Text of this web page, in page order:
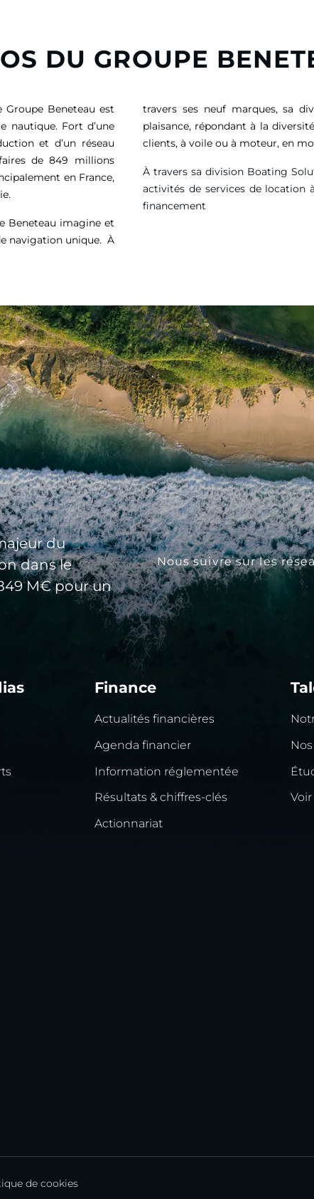
DU GROUPE
Groupe Beneteau est
nautique. Fort d’une
et d’un réseau
de 849 millions
en France,
Beneteau imagine et
navigation unique. À
travers ses neuf marques, sa
plaisance, répondant à la
clients, à voile ou à moteur, en
À travers sa division Boating
activités de services de location
financement
du
dans le
M€ pour un
Nous suivre sur les
Finance
Actualités financières
Agenda financier
Information réglementée
Résultats & chiffres-clés
Actionnariat
de cookies